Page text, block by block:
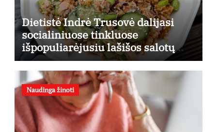
Dietistė Indrė Trusovė dalijasi
socialiniuose tinkluose
išpopuliarėjusiu lašišos salotų
receptu
Naudinga žinoti